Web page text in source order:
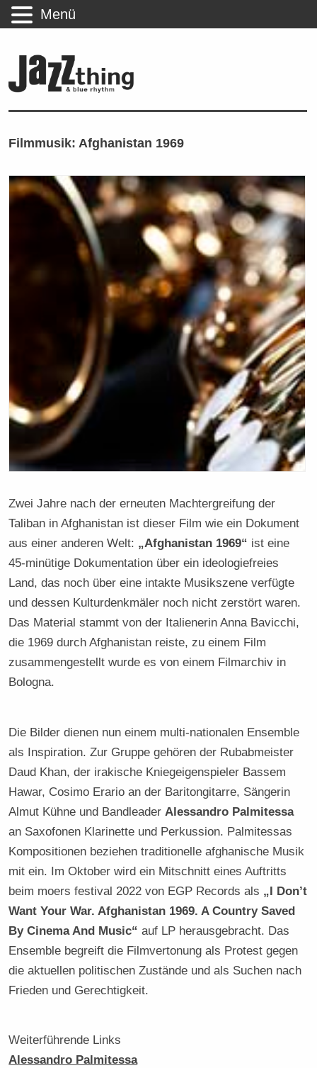
Filmmusik: Afghanistan 1969
Zwei Jahre nach der erneuten Machtergreifung der
Taliban in Afghanistan ist dieser Film wie ein Dokument
aus einer anderen Welt: „Afghanistan 1969“ ist eine
45-minütige Dokumentation über ein ideologiefreies
Land, das noch über eine intakte Musikszene verfügte
und dessen Kulturdenkmäler noch nicht zerstört waren.
Das Material stammt von der Italienerin Anna Bavicchi,
die 1969 durch Afghanistan reiste, zu einem Film
zusammengestellt wurde es von einem Filmarchiv in
Bologna.
Die Bilder dienen nun einem multi-nationalen Ensemble
als Inspiration. Zur Gruppe gehören der Rubabmeister
Daud Khan, der irakische Kniegeigenspieler Bassem
Hawar, Cosimo Erario an der Baritongitarre, Sängerin
Almut Kühne und Bandleader Alessandro Palmitessa
an Saxofonen Klarinette und Perkussion. Palmitessas
Kompositionen beziehen traditionelle afghanische Musik
mit ein. Im Oktober wird ein Mitschnitt eines Auftritts
beim moers festival 2022 von EGP Records als „I Don’t
Want Your War. Afghanistan 1969. A Country Saved
By Cinema And Music“ auf LP herausgebracht. Das
Ensemble begreift die Filmvertonung als Protest gegen
die aktuellen politischen Zustände und als Suchen nach
Frieden und Gerechtigkeit.
Weiterführende Links
Alessandro Palmitessa
Menü